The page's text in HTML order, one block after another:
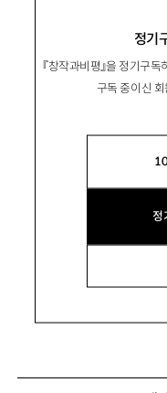
정기
『창작과비평』을 정기구
구독 중이신
정